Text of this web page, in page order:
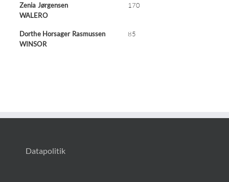
Haflingersport Junior!
Zenia Jørgensen
WALERO
170
Dorthe Horsager Rasmussen
WINSOR
85
Datapolitik